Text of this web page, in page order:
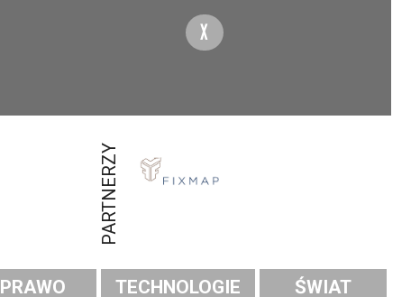
X
PARTNERZY
PRAWO TECHNOLOGIE
ŚWIAT